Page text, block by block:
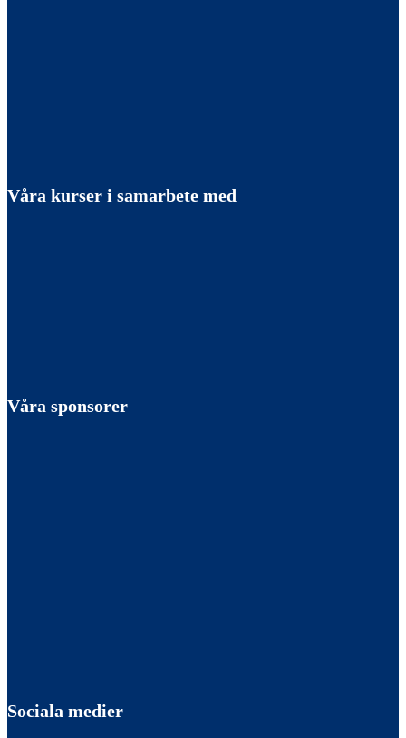
Våra kurser i samarbete med
Våra sponsorer
Sociala medier